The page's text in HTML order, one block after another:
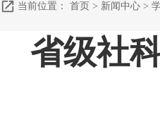
当前位置： 首页 > 新闻中心 >
省级社